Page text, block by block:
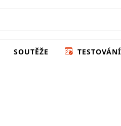
SOUTĚŽE TESTOVÁNÍ